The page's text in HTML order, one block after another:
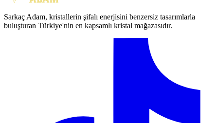
Sarkaç Adam, kristallerin şifalı enerjisini benzersiz tasarımlarla
buluşturan Türkiye'nin en kapsamlı kristal mağazasıdır.